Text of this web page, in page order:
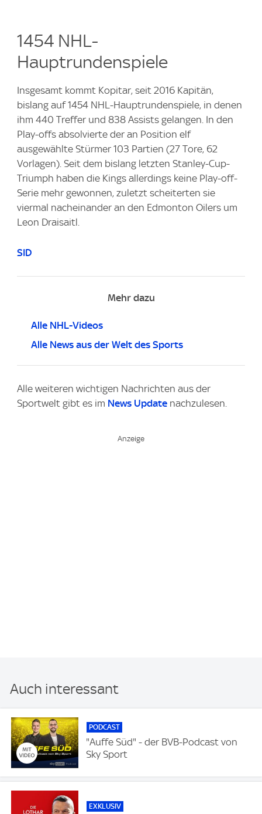
1454 NHL-
Hauptrundenspiele
Insgesamt kommt Kopitar, seit 2016 Kapitän,
bislang auf 1454 NHL-Hauptrundenspiele, in denen
ihm 440 Treffer und 838 Assists gelangen. In den
Play-offs absolvierte der an Position elf
ausgewählte Stürmer 103 Partien (27 Tore, 62
Vorlagen). Seit dem bislang letzten Stanley-Cup-
Triumph haben die Kings allerdings keine Play-off-
Serie mehr gewonnen, zuletzt scheiterten sie
viermal nacheinander an den Edmonton Oilers um
Leon Draisaitl.
SID
Mehr dazu
Alle NHL-Videos
Alle News aus der Welt des Sports
Alle weiteren wichtigen Nachrichten aus der
Sportwelt gibt es im News Update nachzulesen.
Auch interessant
PODCAST
"Auffe Süd" - der BVB-Podcast von
Sky Sport
EXKLUSIV